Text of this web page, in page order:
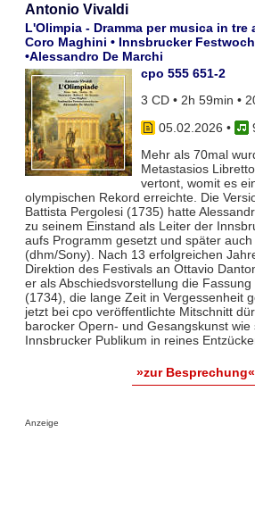
Antonio Vivaldi
L'Olimpia - Dramma per musica in tre
Coro Maghini • Innsbrucker
•Alessandro De Marchi
cpo 555 651-2
3 CD • 2h 59min •
05.02.2026 •
Mehr als 70mal
Metastasios Libretto
vertont, womit es
olympischen Rekord erreichte. Die
Battista Pergolesi (1735) hatte
zu seinem Einstand als Leiter der
aufs Programm gesetzt und später
(dhm/Sony). Nach 13 erfolgreichen
Direktion des Festivals an Ottavio
er als Abschiedsvorstellung die
(1734), die lange Zeit in Vergessenheit
jetzt bei cpo veröffentlichte Mitschnitt
barocker Opern- und Gesangskunst wie
Innsbrucker Publikum in reines
»zur Besprechung«
Anzeige